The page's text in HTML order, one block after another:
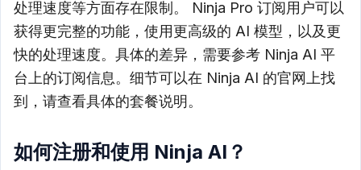
处理速度等方面存在限制。 Ninja Pro 订阅用户可以
获得更完整的功能，使用更高级的 AI 模型，以及更
快的处理速度。具体的差异，需要参考 Ninja AI 平
台上的订阅信息。细节可以在 Ninja AI 的官网上找
到，请查看具体的套餐说明。
如何注册和使用 Ninja AI？